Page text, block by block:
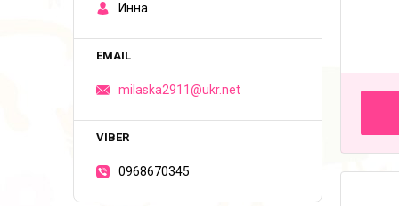
Инна
milaska2911@ukr.net
0968670345